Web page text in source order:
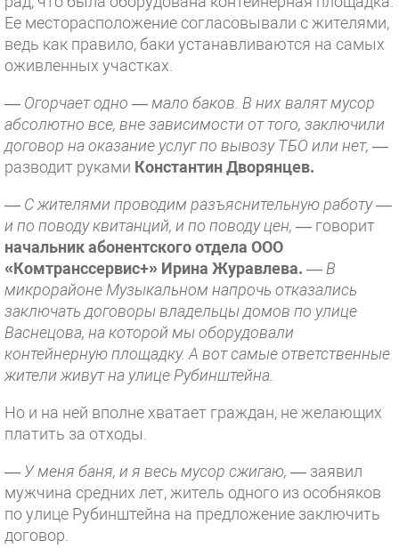
Ее месторасположение согласовывали с жителями,
ведь как правило, баки устанавливаются на самых
оживленных участках.
— Огорчает одно — мало баков. В них валят мусор
абсолютно все, вне зависимости от того, заключили
договор на оказание услуг по вывозу ТБО или нет, —
разводит руками Константин Дворянцев.
— С жителями проводим разъяснительную работу —
и по поводу квитанций, и по поводу цен, — говорит
начальник абонентского отдела ООО
«Комтранссервис+» Ирина Журавлева. — В
микрорайоне Музыкальном напрочь отказались
заключать договоры владельцы домов по улице
Васнецова, на которой мы оборудовали
контейнерную площадку. А вот самые ответственные
жители живут на улице Рубинштейна.
Но и на ней вполне хватает граждан, не желающих
платить за отходы.
— У меня баня, и я весь мусор сжигаю, — заявил
мужчина средних лет, житель одного из особняков
по улице Рубинштейна на предложение заключить
договор.